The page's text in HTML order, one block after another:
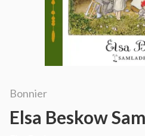
Bonnier
Elsa Beskow